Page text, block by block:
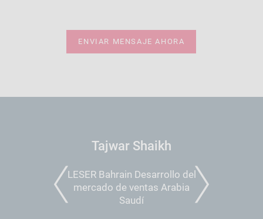
ENVIAR MENSAJE AHORA
PREVIOUS
Tajwar Shaikh
LESER Bahrain Desarrollo del
mercado de ventas Arabia
Saudí
NEXT